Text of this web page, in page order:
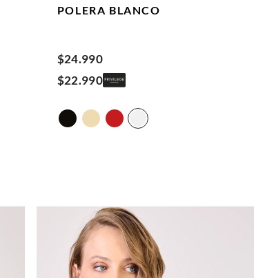
POLERA BLANCO
$24.990
$22.990